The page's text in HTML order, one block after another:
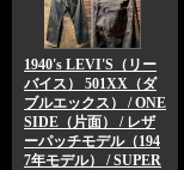
1940's LEVI'S（リー
バイス） 501XX（ダ
ブルエックス） / ONE
SIDE（片面） / レザ
ーパッチモデル（194
7年モデル） / SUPER